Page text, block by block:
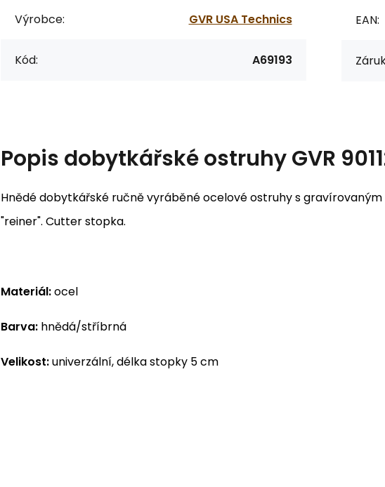
Výrobce: GVR USA Technics
Kód: A69193
EAN:
Popis dobytkářské ostruhy GVR
Hnědé dobytkářské ručně vyráběné ocelové ostruhy s
"reiner". Cutter stopka.
Materiál:ocel
Barva: hnědá/stříbrná
Velikost:univerzální, délka stopky 5 cm